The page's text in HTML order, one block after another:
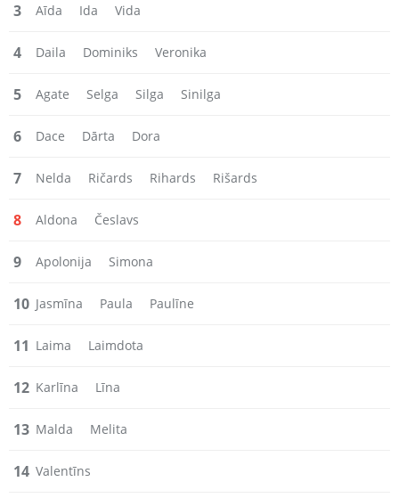
3 Aīda Ida Vida
4 Daila Dominiks Veronika
5 Agate Selga Silga Sinilga
6 Dace Dārta Dora
7 Nelda Ričards Rihards Rišards
8 Aldona Česlavs
9 Apolonija Simona
10 Jasmīna Paula Paulīne
11 Laima Laimdota
12 Karlīna Līna
13 Malda Melita
14 Valentīns